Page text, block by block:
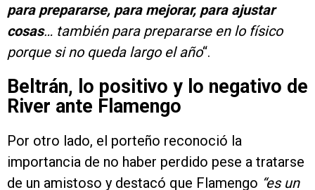
para prepararse, para mejorar, para ajustar
cosas… también para prepararse en lo físico
porque si no queda largo el año“.
Beltrán, lo positivo y lo negativo de
River ante Flamengo
Por otro lado, el porteño reconoció la
importancia de no haber perdido pese a tratarse
de un amistoso y destacó que Flamengo “es un